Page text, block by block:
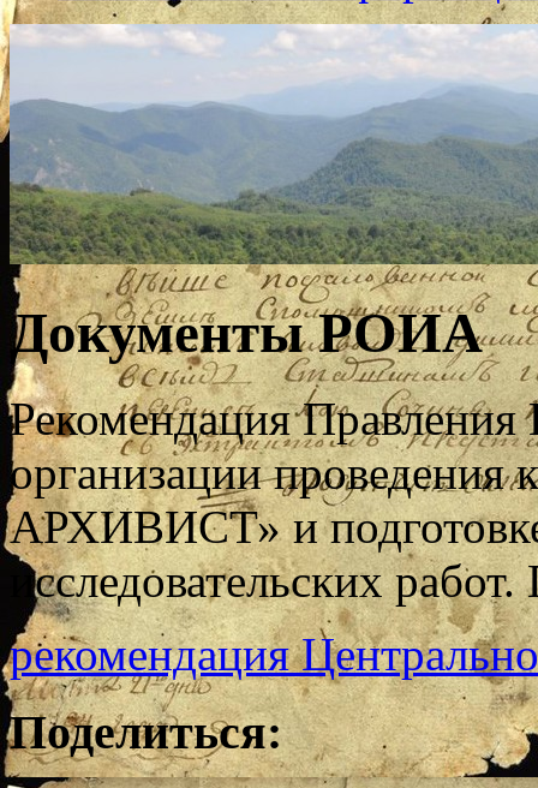
Документы РОИА
Рекомендация
организации
АРХИВИСТ» и
исследовательских
рекомендация
Поделиться: